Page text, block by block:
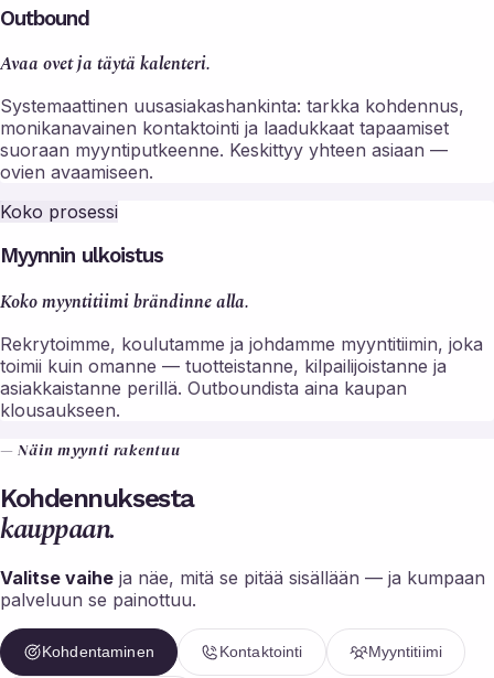
Outbound
Avaa ovet ja täytä kalenteri.
Systemaattinen uusasiakashankinta: tarkka kohdennus,
monikanavainen kontaktointi ja laadukkaat tapaamiset
suoraan myyntiputkeenne. Keskittyy yhteen asiaan —
ovien avaamiseen.
Koko prosessi
Myynnin ulkoistus
Koko myyntitiimi brändinne alla.
Rekrytoimme, koulutamme ja johdamme myyntitiimin, joka
toimii kuin omanne — tuotteistanne, kilpailijoistanne ja
asiakkaistanne perillä. Outboundista aina kaupan
klousaukseen.
— Näin myynti rakentuu
Kohdennuksesta
kauppaan.
Valitse vaihe ja näe, mitä se pitää sisällään — ja kumpaan
palveluun se painottuu.
Kohdentaminen Kontaktointi Myyntitiimi